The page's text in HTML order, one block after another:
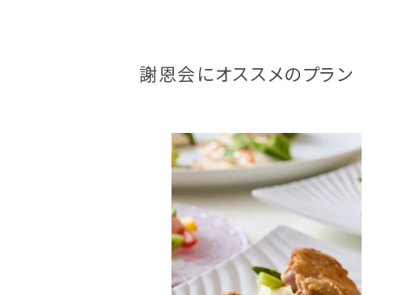
謝恩会にオススメのプラン